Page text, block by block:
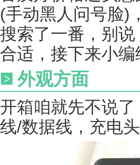
(手动黑人问号脸)
搜索了一番，别
合适，接下来小
外观方面
开箱咱就先不说
线/数据线，充电